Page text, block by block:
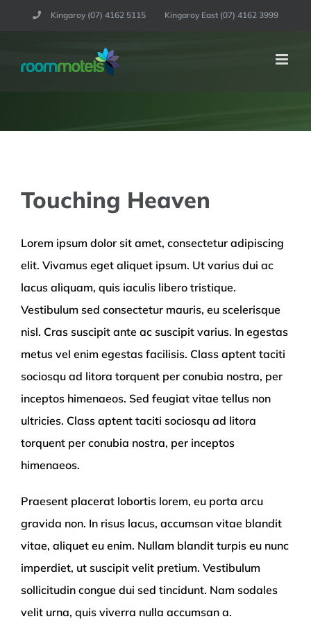
Kingaroy (07) 4162 5115 Kingaroy East (07) 4162 3999
Touching Heaven
Lorem ipsum dolor sit amet, consectetur adipiscing
elit. Vivamus eget aliquet ipsum. Ut varius dui ac
lacus aliquam, quis iaculis libero tristique.
Vestibulum sed consectetur mauris, eu scelerisque
nisl. Cras suscipit ante ac suscipit varius. In egestas
metus vel enim egestas facilisis. Class aptent taciti
sociosqu ad litora torquent per conubia nostra, per
inceptos himenaeos. Sed feugiat vitae tellus non
ultricies. Class aptent taciti sociosqu ad litora
torquent per conubia nostra, per inceptos
himenaeos.
Praesent placerat lobortis lorem, eu porta arcu
gravida non. In risus lacus, accumsan vitae blandit
vitae, aliquet eu enim. Nullam blandit turpis eu nunc
imperdiet, ut suscipit velit pretium. Vestibulum
sollicitudin congue dui sed tincidunt. Nam sodales
velit urna, quis viverra nulla accumsan a.